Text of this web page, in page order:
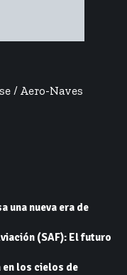
/ Aero-Naves
una nueva era de
(SAF): El futuro
en los cielos de